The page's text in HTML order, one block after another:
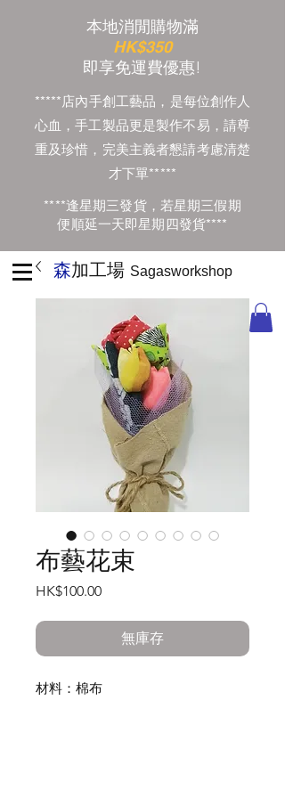
本地消閒購物滿
HK$350
​即享免運費優惠!
*****店內手創工藝品，是每位創作人
心血，手工製品更是製作不易，請尊
重及珍惜，完美主義者懇請考慮清楚
才下單*****
****逢星期三發貨，若星期三假期
便順延一天即星期四發貨****
森加工場 Sagasworkshop
布藝花束
HK$100.00價
無庫存
材料：棉布